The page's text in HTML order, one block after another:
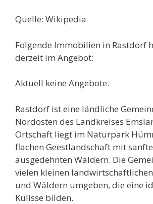
Quelle: Wikipedia
Folgende Immobilien in Rastdorf
derzeit im Angebot:
Aktuell keine Angebote.
Rastdorf ist eine ländliche
Nordosten des Landkreises
Ortschaft liegt im Naturpark
flachen Geestlandschaft mit
ausgedehnten Wäldern. Die
vielen kleinen
und Wäldern umgeben, die eine
Kulisse bilden.